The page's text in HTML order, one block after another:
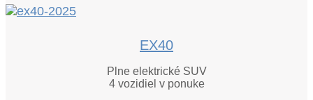
EX40
Plne elektrické SUV
4vozidiel v ponuke